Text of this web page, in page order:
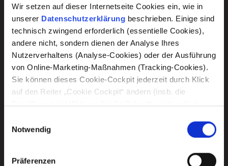
Wir setzen auf dieser Internetseite Cookies ein, wie in
unserer Datenschutzerklärung beschrieben. Einige sind
technisch zwingend erforderlich (essentielle Cookies),
andere nicht, sondern dienen der Analyse Ihres
Nutzerverhaltens (Analyse-Cookies) oder der Ausführung
von Online-Marketing-Maßnahmen (Tracking-Cookies).
Sie können dieses Cookie-Cockpit jederzeit durch Klick
auf den Reiter „Cookie Cockpit“ ändern (insb. die
Einwilligung mit Wirkung für die Zukunft wiederrufen).
US-Datentransfer)“ ergänzen, bedingt die damit
übermittelt werden. Bitte lesen Sie vor der Einwilligung
Notwendig
Präferenzen
edelmat wurde bei uns beauftragt um
ein Meetingsystem mit integriertem
Streaming Funktion zu Implementieren,
die besondere Herausforderung lag in
der Höhe des Raumes. Wir benutzen
Verbandsversammlungen, Schulungen
und andere Events. Die Erreichbarkeit